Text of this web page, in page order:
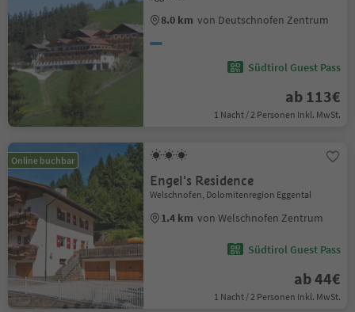
8.0 km von Deutschnofen Zentrum
Südtirol Guest Pass
ab 113€
1 Nacht / 2 Personen Inkl. MwSt.
Online buchbar
Engel's Residence
Welschnofen, Dolomitenregion Eggental
1.4 km von Welschnofen Zentrum
Südtirol Guest Pass
ab 44€
1 Nacht / 2 Personen Inkl. MwSt.